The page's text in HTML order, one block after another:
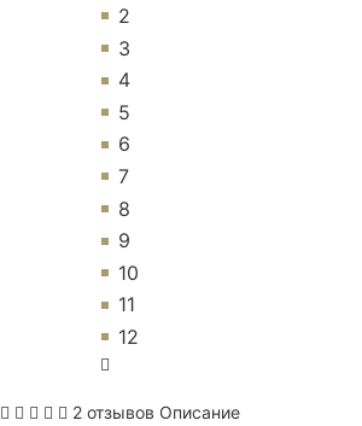
2
3
4
5
6
7
8
9
10
11
12
2 отзывов Описание